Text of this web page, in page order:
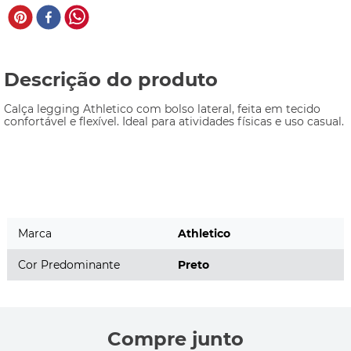
Descrição do produto
Calça legging Athletico com bolso lateral, feita em tecido
confortável e flexível. Ideal para atividades físicas e uso casual.
Marca Athletico
Cor Predominante Preto
Compre junto